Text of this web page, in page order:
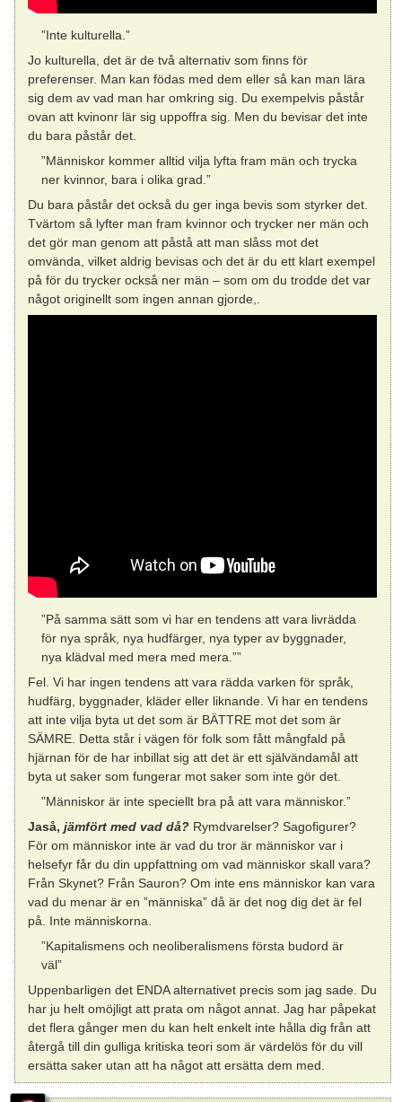
”Inte kulturella.”
Jo kulturella, det är de två alternativ som finns för
preferenser. Man kan födas med dem eller så kan man lära
sig dem av vad man har omkring sig. Du exempelvis påstår
ovan att kvinonr lär sig uppoffra sig. Men du bevisar det inte
du bara påstår det.
”Människor kommer alltid vilja lyfta fram män och trycka
ner kvinnor, bara i olika grad.”
Du bara påstår det också du ger inga bevis som styrker det.
Tvärtom så lyfter man fram kvinnor och trycker ner män och
det gör man genom att påstå att man slåss mot det
omvända, vilket aldrig bevisas och det är du ett klart exempel
på för du trycker också ner män – som om du trodde det var
något originellt som ingen annan gjorde,.
”På samma sätt som vi har en tendens att vara livrädda
för nya språk, nya hudfärger, nya typer av byggnader,
nya klädval med mera med mera.””
Fel. Vi har ingen tendens att vara rädda varken för språk,
hudfärg, byggnader, kläder eller liknande. Vi har en tendens
att inte vilja byta ut det som är BÄTTRE mot det som är
SÄMRE. Detta står i vägen för folk som fått mångfald på
hjärnan för de har inbillat sig att det är ett självändamål att
byta ut saker som fungerar mot saker som inte gör det.
”Människor är inte speciellt bra på att vara människor.”
Jaså,jämfört med vad då? Rymdvarelser? Sagofigurer?
För om människor inte är vad du tror är människor var i
helsefyr får du din uppfattning om vad människor skall vara?
Från Skynet? Från Sauron? Om inte ens människor kan vara
vad du menar är en ”människa” då är det nog dig det är fel
på. Inte människorna.
”Kapitalismens och neoliberalismens första budord är
väl”
Uppenbarligen det ENDA alternativet precis som jag sade. Du
har ju helt omöjligt att prata om något annat. Jag har påpekat
det flera gånger men du kan helt enkelt inte hålla dig från att
återgå till din gulliga kritiska teori som är värdelös för du vill
ersätta saker utan att ha något att ersätta dem med.